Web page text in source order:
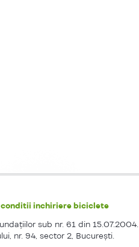
conditii inchiriere biciclete
sub nr. 61 din 15.07.2004.
nr. 94, sector 2, Bucureşti.